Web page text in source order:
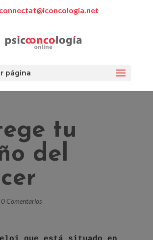
página
tu
del
0 Comentarios